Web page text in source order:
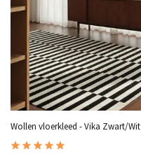
Wollen vloerkleed - Vika Zwart/Wit